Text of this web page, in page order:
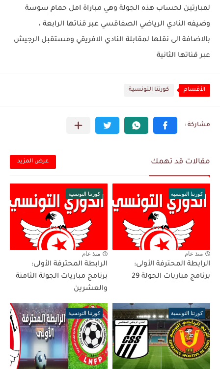
لمبارتين لحساب هذه الجولة وهي مباراة امل حمام سوسة
وضيفه النادي الرياضي الصفاقسي عبر قناتها الرابعة ،
بالاضافة الى نقلها لمقابلة النادي الافريقي ومستقبل الرجيش
عبر قناتها الثانية
الأقسام كورتنا التونسية
مقالات قد تهمك عرض المزيد
كورتنا التونسية
منذ عام
الرابطة المحترفة الأولى:
برنامج مباريات الجولة 29
كورتنا التونسية
منذ عام
الرابطة المحترفة الأولى:
برنامج مباريات الجولة الثامنة
والعشرين
كورتنا التونسية كورتنا التونسية